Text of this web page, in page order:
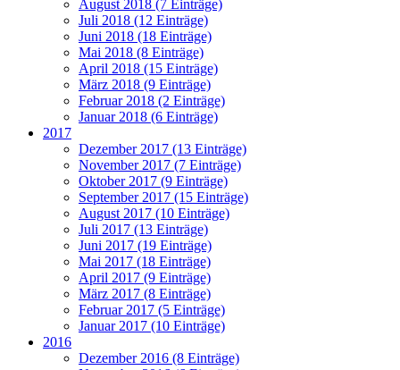
August 2018 (7 Einträge)
Juli 2018 (12 Einträge)
Juni 2018 (18 Einträge)
Mai 2018 (8 Einträge)
April 2018 (15 Einträge)
März 2018 (9 Einträge)
Februar 2018 (2 Einträge)
Januar 2018 (6 Einträge)
2017
Dezember 2017 (13 Einträge)
November 2017 (7 Einträge)
Oktober 2017 (9 Einträge)
September 2017 (15 Einträge)
August 2017 (10 Einträge)
Juli 2017 (13 Einträge)
Juni 2017 (19 Einträge)
Mai 2017 (18 Einträge)
April 2017 (9 Einträge)
März 2017 (8 Einträge)
Februar 2017 (5 Einträge)
Januar 2017 (10 Einträge)
2016
Dezember 2016 (8 Einträge)